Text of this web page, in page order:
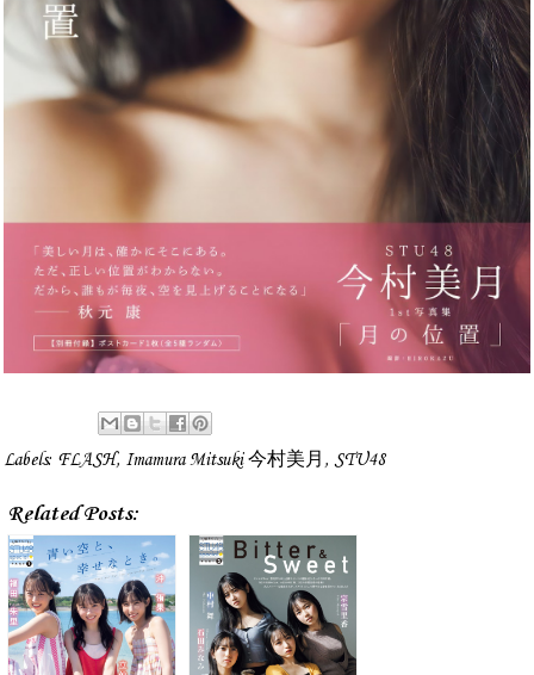
Labels: FLASH, Imamura Mitsuki 今村美月 , STU48
Related Posts: